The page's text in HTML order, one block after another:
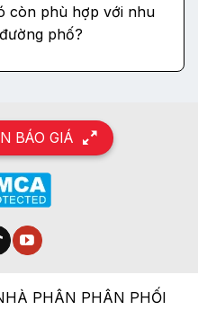
còn phù hợp với nhu
phố?
BÁO GIÁ
PHÂN PHÂN PHỐI